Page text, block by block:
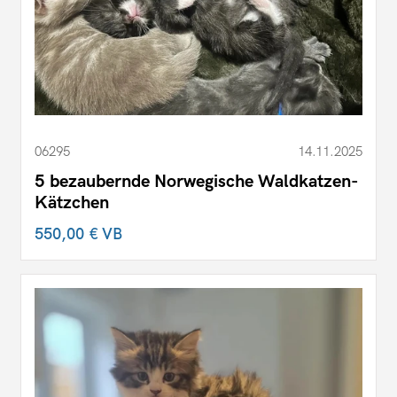
06295 14.11.2025
5 bezaubernde Norwegische Waldkatzen-
Kätzchen
550,00 €VB